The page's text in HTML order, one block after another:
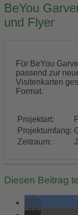
BeYou
und Flyer
Für BeYou
passend zur
Visitenkarten
Format.
Projektart:
Projektumfang:
Zeitraum:
Diesen Beitrag